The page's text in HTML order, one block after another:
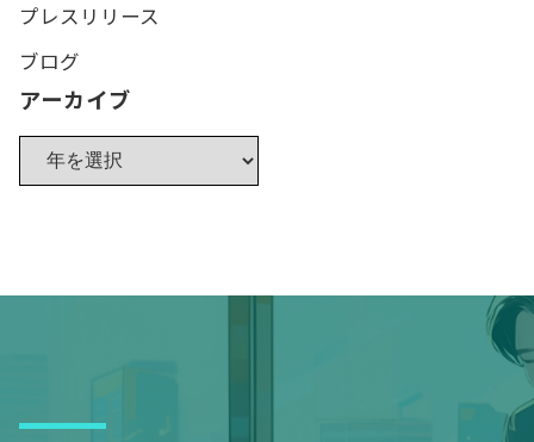
プレスリリース
ブログ
アーカイブ